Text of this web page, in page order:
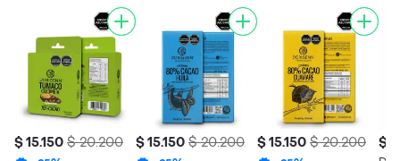
$ 15.150 $ 20.200 $ 15.150 $ 20.200 $ 15.150 $ 20.200 $